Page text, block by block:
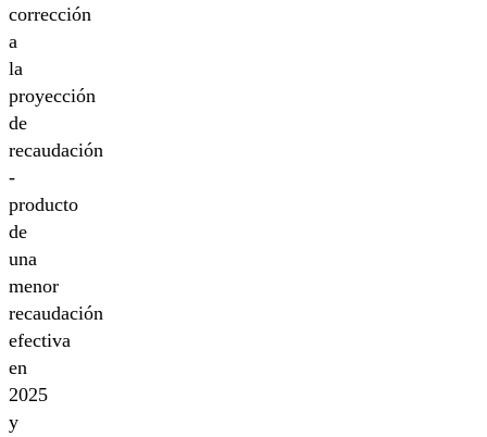
corrección
a
la
proyección
de
recaudación
-
producto
de
una
menor
recaudación
efectiva
en
2025
y